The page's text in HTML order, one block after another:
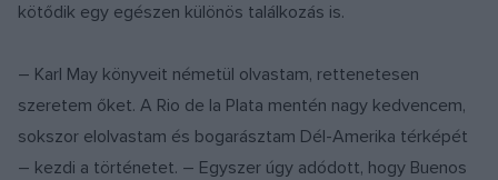
kötődik egy egészen különös találkozás is.
– Karl May könyveit németül olvastam, rettenetesen
szeretem őket. A Rio de la Plata mentén nagy kedvencem,
sokszor elolvastam és bogarásztam Dél-Amerika térképét
– kezdi a történetet. – Egyszer úgy adódott, hogy Buenos